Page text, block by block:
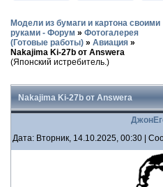
Модели из бумаги и картона своими
руками - Форум » Фотогалерея
(Готовые работы) » Авиация »
Nakajima Ki-27b от Answera
(Японский истребитель.)
Nakajima Ki-27b от Answera
Дата: Вторник, 14.10.2025, 00:30 |